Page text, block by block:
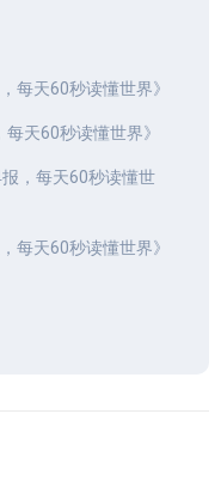
每天60秒读懂世界》
每天60秒读懂世界》
，每天60秒读懂世
每天60秒读懂世界》